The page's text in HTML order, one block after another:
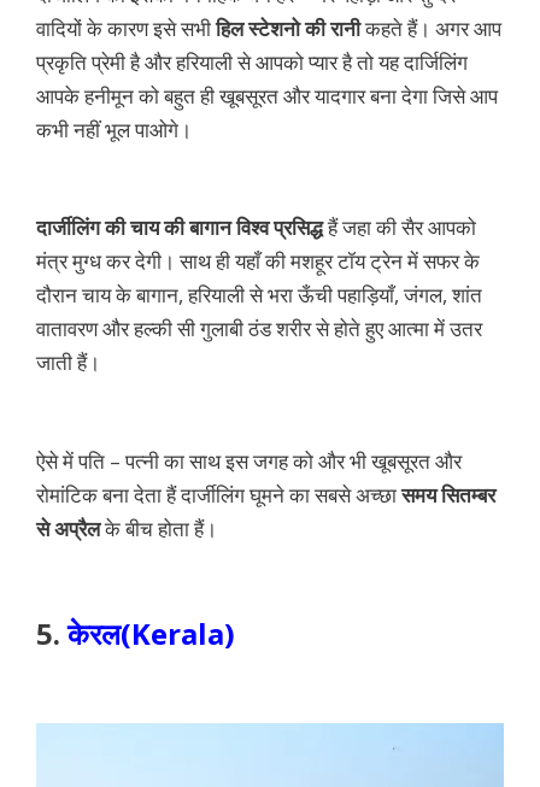
वादियों के कारण इसे सभीहिल स्टेशनो की रानीकहते हैं। अगर आप
प्रकृति प्रेमी है और हरियाली से आपको प्यार है तो यह दार्जिलिंग
आपके हनीमून को बहुत ही खूबसूरत और यादगार बना देगा जिसे आप
कभी नहीं भूल पाओगे।
दार्जीलिंग की चाय की बागान विश्व प्रसिद्धहैं जहा की सैर आपको
मंत्र मुग्ध कर देगी। साथ ही यहाँ की मशहूर टॉय ट्रेन में सफर के
दौरान चाय के बागान, हरियाली से भरा ऊँची पहाड़ियाँ, जंगल, शांत
वातावरण और हल्की सी गुलाबी ठंड शरीर से होते हुए आत्मा में उतर
जाती हैं।
ऐसे में पति – पत्नी का साथ इस जगह को और भी खूबसूरत और
रोमांटिक बना देता हैं दार्जीलिंग घूमने का सबसे अच्छासमय सितम्बर
से अप्रैलके बीच होता हैं।
5.केरल(Kerala)